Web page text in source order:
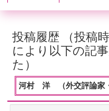
投稿履歴 （投稿
により以下の記
た）
河村 洋 （外交評論家・